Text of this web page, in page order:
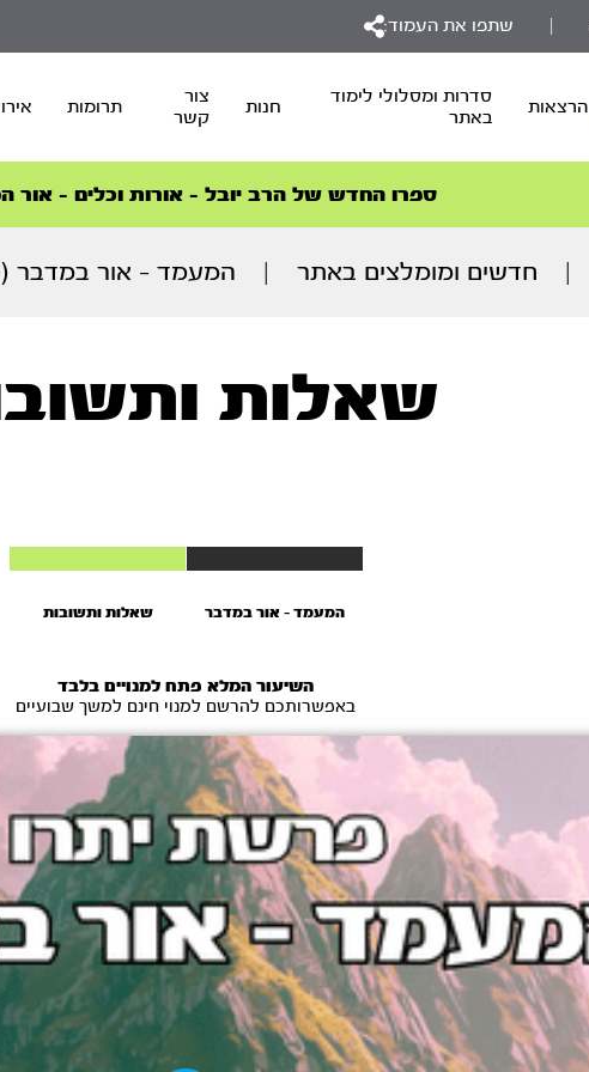
שתפו את העמוד:
הרצאות
סדרות ומסלולי לימוד
באתר
חנות
צור
קשר
תרומות
סדרות הפודקאסטים
הסדרה המובילה החודש – דרך המלך
ספרו החדש של הרב יובל – אורות וכלים – אור
הצטרפו למהפכת הבריאות הטבעית >
סדרות הפודקאסטים
הסדרה המובילה החודש – דרך המלך
חדשים ומומלצים באתר המעמד – אור במדבר
שאלות
המעמד – אור במדבר שאלות ותשובות
השיעור המלא פתח למנויים בלבד
באפשרותכם להרשם למנוי חינם למשך שבועיים